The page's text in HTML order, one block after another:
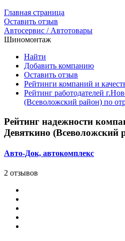
Главная страница
Оставить отзыв
Автосервис / Автотовары
Шиномонтаж
Найти
Добавить компанию
Оставить отзыв
Рейтинги компаний и
Рейтинг работодателей
(Всеволожский район) по
Рейтинг надежности
Девяткино (Всеволожский
Авто-Док, автокомплекс
2 отзывов